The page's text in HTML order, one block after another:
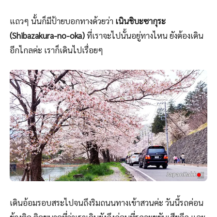
แถวๆ นั้นก็มีป้ายบอกทางด้วยว่า เนินชิบะซากุระ
(Shibazakura-no-oka)ที่เราจะไปนั้นอยู่ทางไหน ยังต้องเดิน
อีกไกลค่ะ เราก็เดินไปเรื่อยๆ
เดินอ้อมรอบสระไปจนถึงริมถนนทางเข้าสวนค่ะ วันนี้รถค่อน